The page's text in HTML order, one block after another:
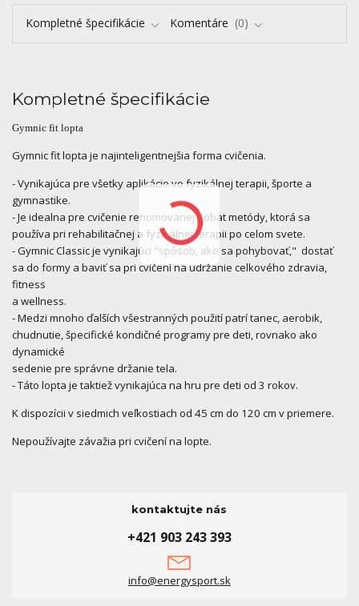
Kompletné špecifikácie Komentáre 0
Kompletné špecifikácie
Gymnic fit lopta
Gymnic fit lopta je najinteligentnejšia forma cvičenia.
- Vynikajúca pre všetky aplikácie vo fyzikálnej terapii, športe a
gymnastike.
- Je idealna pre cvičenie renomovanej Bobat metódy, ktorá sa
používa pri rehabilitačnej a fyzikálnej terapii po celom svete.
- Gymnic Classic je vynikajúci "spôsob, ako sa pohybovať," dostať
sa do formy a baviť sa pri cvičení na udržanie celkového zdravia,
fitness
a wellness.
- Medzi mnoho ďalších všestranných použití patrí tanec, aerobik,
chudnutie, špecifické kondičné programy pre deti, rovnako ako
dynamické
sedenie pre správne držanie tela.
- Táto lopta je taktiež vynikajúca na hru pre deti od 3 rokov.
K dispozícii v siedmich veľkostiach od 45 cm do 120 cm v priemere.
Nepoužívajte závažia pri cvičení na lopte.
kontaktujte nás
+421 903 243 393
info@energysport.sk